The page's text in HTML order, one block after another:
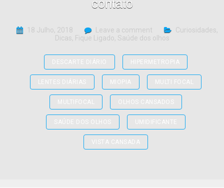
contato
18 Julho, 2018 Leave a comment Curiosidades,
Dicas, Fique Ligado, Saúde dos olhos
DESCARTE DIÁRIO HIPERMETROPIA
LENTES DIÁRIAS MIOPIA MULTI FOCAL
MULTIFOCAL OLHOS CANSADOS
SAÚDE DOS OLHOS UMIDIFICANTE
VISTA CANSADA